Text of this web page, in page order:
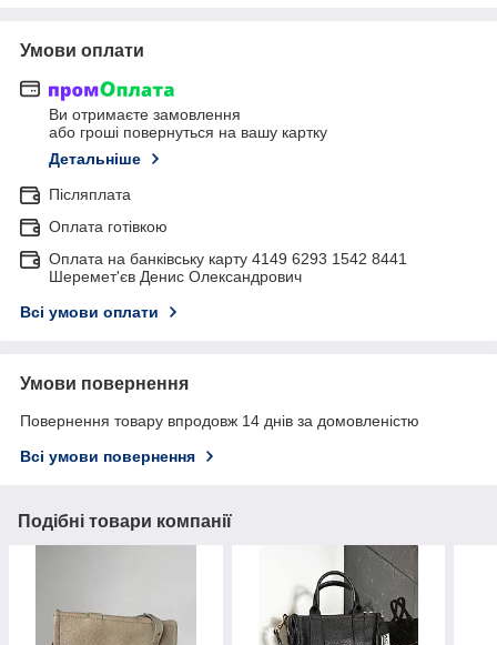
Умови оплати
Ви отримаєте замовлення
або гроші повернуться на вашу картку
Детальніше
Післяплата
Оплата готівкою
Оплата на банківську карту 4149 6293 1542 8441
Шеремет'єв Денис Олександрович
Всі умови оплати
Умови повернення
Повернення товару впродовж 14 днів за домовленістю
Всі умови повернення
Подібні товари компанії